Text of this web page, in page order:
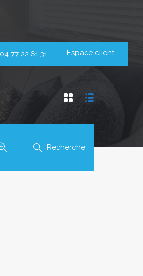
04 77 22 61 31 Espace client
Recherche